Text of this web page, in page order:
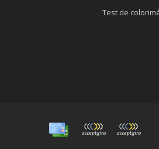
Test de